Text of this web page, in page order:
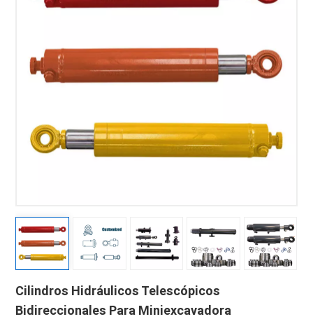
Cilindros Hidráulicos Telescópicos
Bidireccionales Para Miniexcavadora